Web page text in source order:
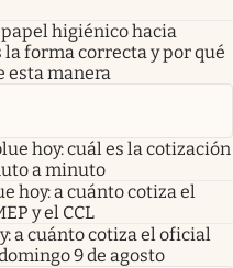
higiénico hacia
la forma correcta y por qué
esta manera
hoy: cuál es la cotización
a minuto
hoy: a cuánto cotiza el
y el CCL
a cuánto cotiza el oficial
9 de agosto